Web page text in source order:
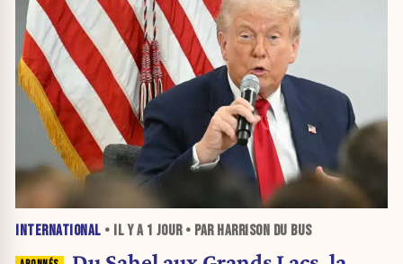
INTERNATIONAL • IL Y A 1 JOUR• PAR HARRISON DU BUS